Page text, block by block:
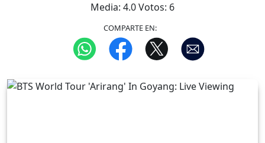
Media: 4.0Votos: 6
COMPARTE EN: